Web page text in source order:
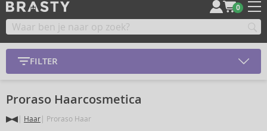
0
FILTER
Proraso Haarcosmetica
Haar Proraso Haar